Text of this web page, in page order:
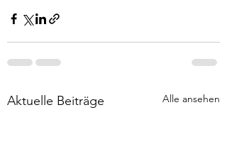
Aktuelle Beiträge Alle ansehen